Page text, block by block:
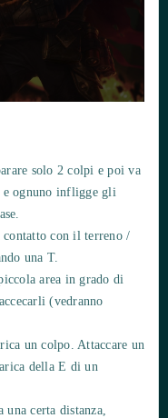
solo 2 colpi e poi va
ognuno infligge gli
contatto con il terreno /
una T.
area in grado di
(vedranno
un colpo. Attaccare un
della E di un
certa distanza,